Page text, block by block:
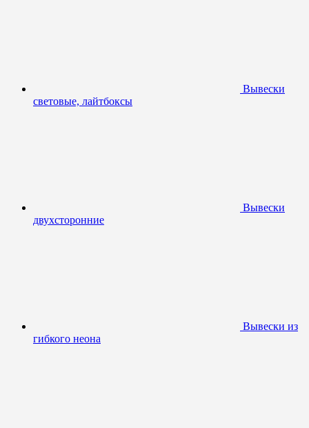
Вывески
световые, лайтбоксы
Вывески
двухсторонние
Вывески из
гибкого неона